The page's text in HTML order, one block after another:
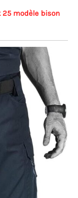
modèle bison